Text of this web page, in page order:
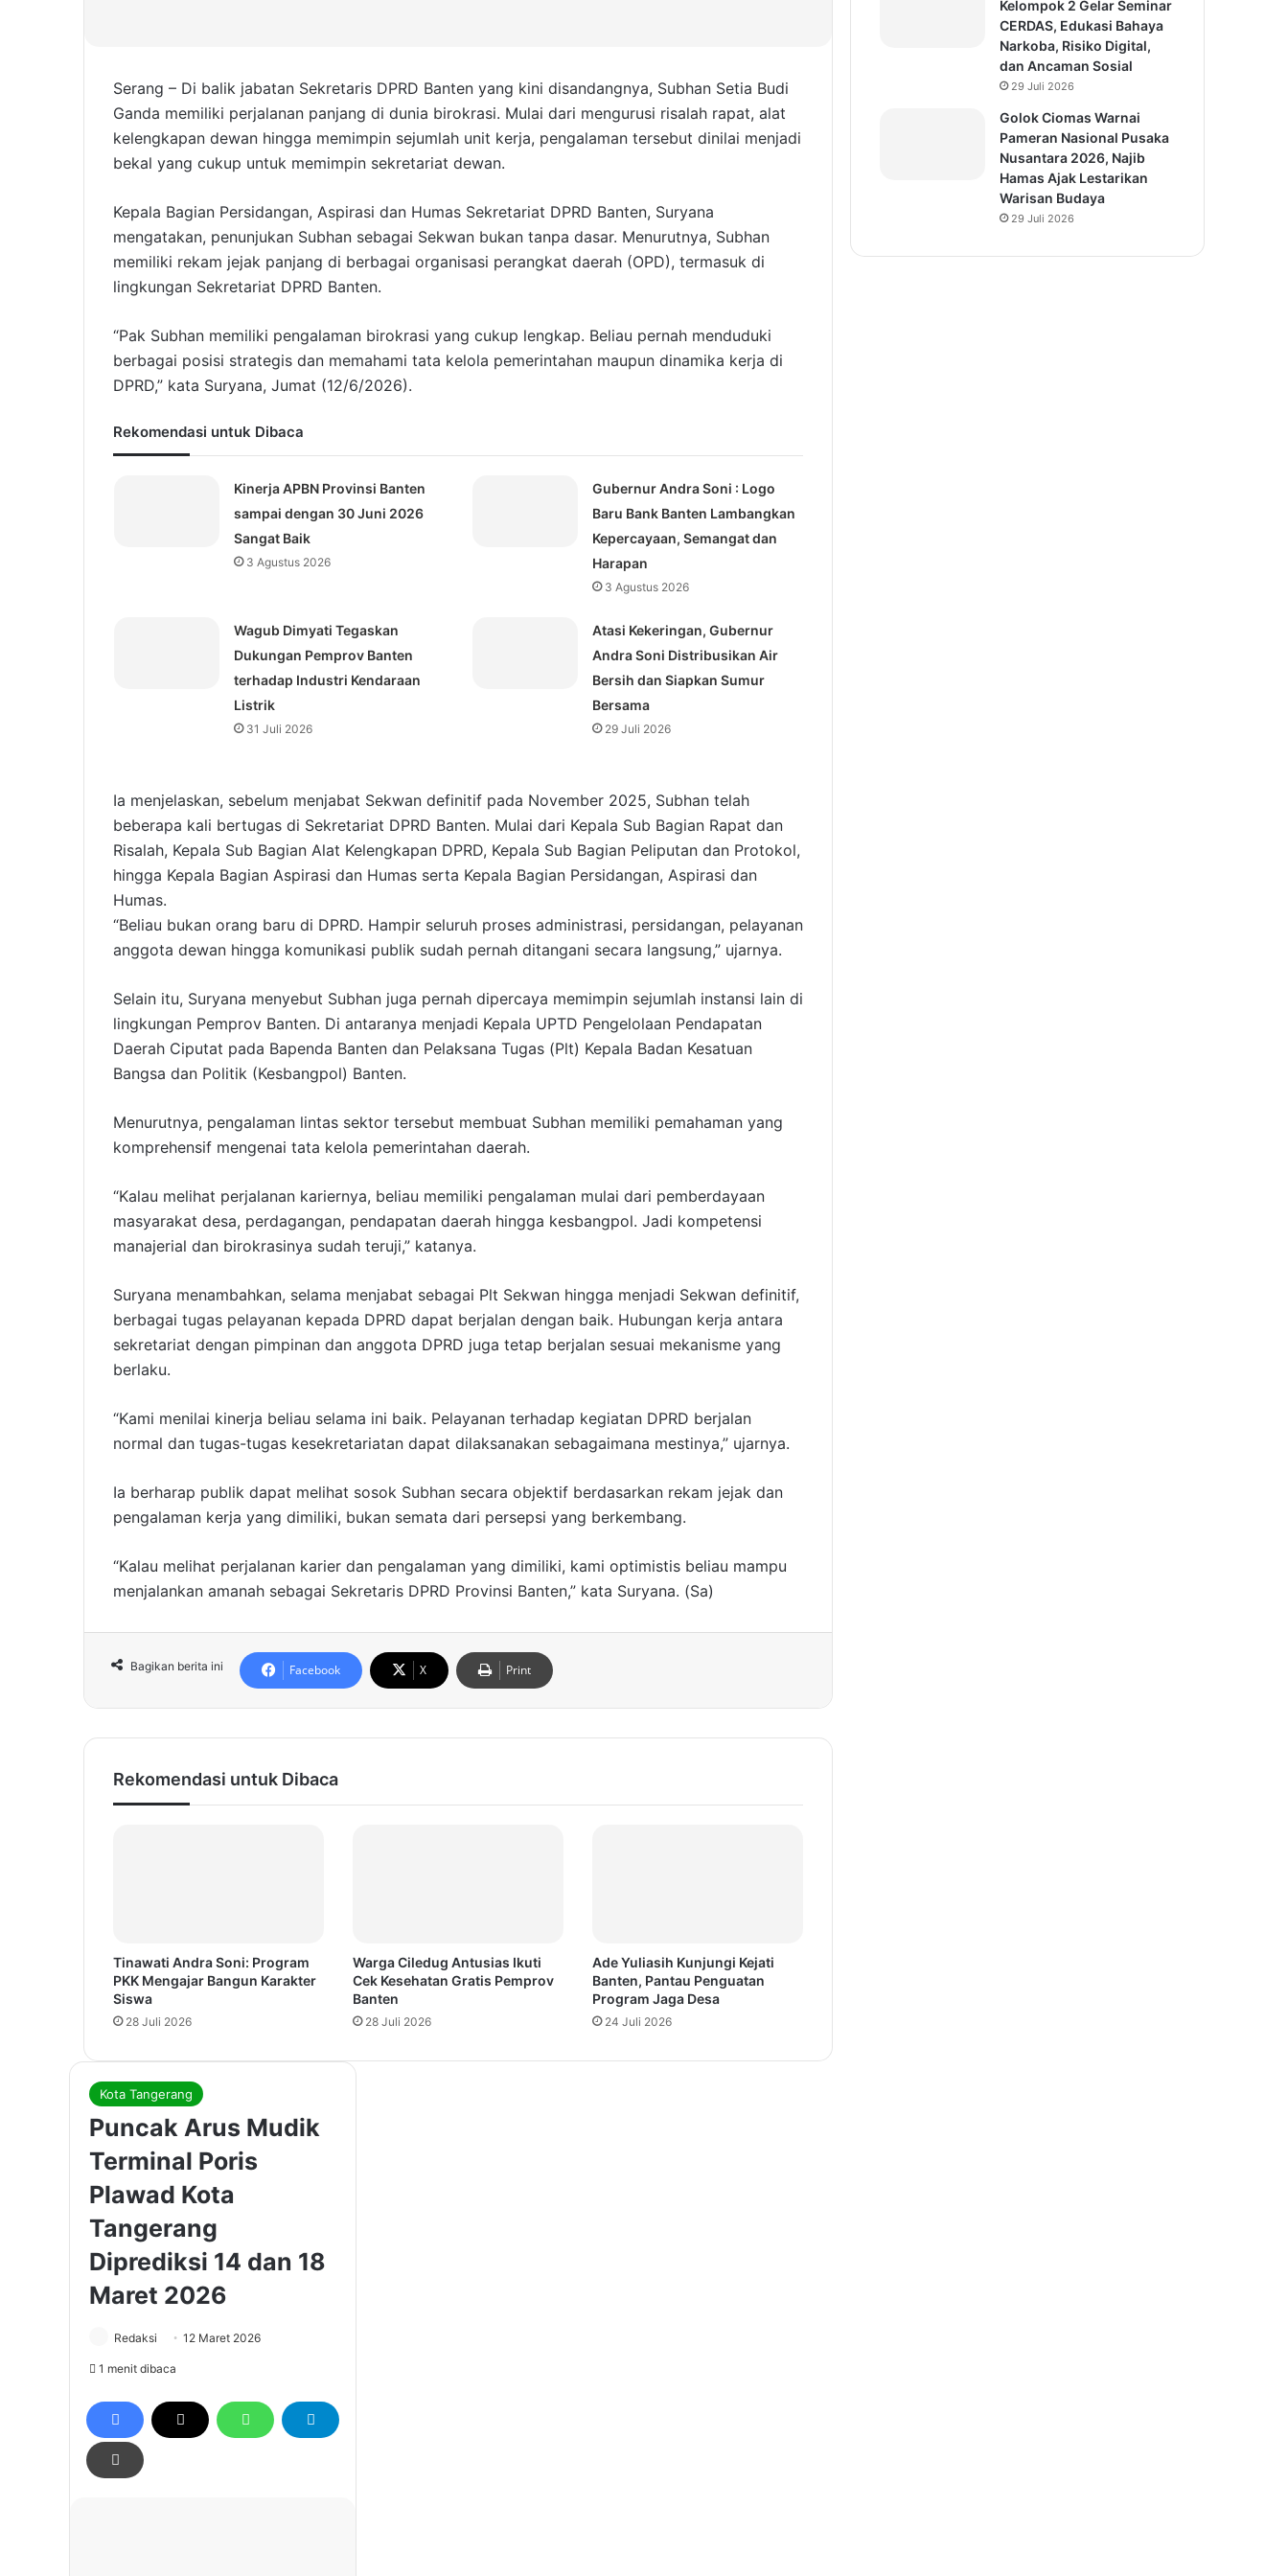
Serang – Di balik jabatan Sekretaris DPRD Banten yang kini disandangnya, Subhan Setia Budi
Ganda memiliki perjalanan panjang di dunia birokrasi. Mulai dari mengurusi risalah rapat, alat
kelengkapan dewan hingga memimpin sejumlah unit kerja, pengalaman tersebut dinilai menjadi
bekal yang cukup untuk memimpin sekretariat dewan.
Kepala Bagian Persidangan, Aspirasi dan Humas Sekretariat DPRD Banten, Suryana
mengatakan, penunjukan Subhan sebagai Sekwan bukan tanpa dasar. Menurutnya, Subhan
memiliki rekam jejak panjang di berbagai organisasi perangkat daerah (OPD), termasuk di
lingkungan Sekretariat DPRD Banten.
“Pak Subhan memiliki pengalaman birokrasi yang cukup lengkap. Beliau pernah menduduki
berbagai posisi strategis dan memahami tata kelola pemerintahan maupun dinamika kerja di
DPRD,” kata Suryana, Jumat (12/6/2026).
Rekomendasi untuk Dibaca
Kinerja APBN Provinsi Banten
sampai dengan 30 Juni 2026
Sangat Baik
3 Agustus 2026
Gubernur Andra Soni : Logo
Baru Bank Banten Lambangkan
Kepercayaan, Semangat dan
Harapan
3 Agustus 2026
Wagub Dimyati Tegaskan
Dukungan Pemprov Banten
terhadap Industri Kendaraan
Listrik
31 Juli 2026
Atasi Kekeringan, Gubernur
Andra Soni Distribusikan Air
Bersih dan Siapkan Sumur
Bersama
29 Juli 2026
Ia menjelaskan, sebelum menjabat Sekwan definitif pada November 2025, Subhan telah
beberapa kali bertugas di Sekretariat DPRD Banten. Mulai dari Kepala Sub Bagian Rapat dan
Risalah, Kepala Sub Bagian Alat Kelengkapan DPRD, Kepala Sub Bagian Peliputan dan Protokol,
hingga Kepala Bagian Aspirasi dan Humas serta Kepala Bagian Persidangan, Aspirasi dan
Humas.
“Beliau bukan orang baru di DPRD. Hampir seluruh proses administrasi, persidangan, pelayanan
anggota dewan hingga komunikasi publik sudah pernah ditangani secara langsung,” ujarnya.
Selain itu, Suryana menyebut Subhan juga pernah dipercaya memimpin sejumlah instansi lain di
lingkungan Pemprov Banten. Di antaranya menjadi Kepala UPTD Pengelolaan Pendapatan
Daerah Ciputat pada Bapenda Banten dan Pelaksana Tugas (Plt) Kepala Badan Kesatuan
Bangsa dan Politik (Kesbangpol) Banten.
Menurutnya, pengalaman lintas sektor tersebut membuat Subhan memiliki pemahaman yang
komprehensif mengenai tata kelola pemerintahan daerah.
“Kalau melihat perjalanan kariernya, beliau memiliki pengalaman mulai dari pemberdayaan
masyarakat desa, perdagangan, pendapatan daerah hingga kesbangpol. Jadi kompetensi
manajerial dan birokrasinya sudah teruji,” katanya.
Suryana menambahkan, selama menjabat sebagai Plt Sekwan hingga menjadi Sekwan definitif,
berbagai tugas pelayanan kepada DPRD dapat berjalan dengan baik. Hubungan kerja antara
sekretariat dengan pimpinan dan anggota DPRD juga tetap berjalan sesuai mekanisme yang
berlaku.
“Kami menilai kinerja beliau selama ini baik. Pelayanan terhadap kegiatan DPRD berjalan
normal dan tugas-tugas kesekretariatan dapat dilaksanakan sebagaimana mestinya,” ujarnya.
Ia berharap publik dapat melihat sosok Subhan secara objektif berdasarkan rekam jejak dan
pengalaman kerja yang dimiliki, bukan semata dari persepsi yang berkembang.
“Kalau melihat perjalanan karier dan pengalaman yang dimiliki, kami optimistis beliau mampu
menjalankan amanah sebagai Sekretaris DPRD Provinsi Banten,” kata Suryana. (Sa)
Bagikan berita ini Facebook X Print
Rekomendasi untuk Dibaca
Tinawati Andra Soni: Program
PKK Mengajar Bangun Karakter
Siswa
28 Juli 2026
Warga Ciledug Antusias Ikuti
Cek Kesehatan Gratis Pemprov
Banten
28 Juli 2026
Ade Yuliasih Kunjungi Kejati
Banten, Pantau Penguatan
Program Jaga Desa
24 Juli 2026
Kelompok 2 Gelar Seminar
CERDAS, Edukasi Bahaya
Narkoba, Risiko Digital,
dan Ancaman Sosial
29 Juli 2026
Golok Ciomas Warnai
Pameran Nasional Pusaka
Nusantara 2026, Najib
Hamas Ajak Lestarikan
Warisan Budaya
29 Juli 2026